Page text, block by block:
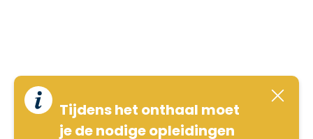
Tijdens het onthaal moet
je de nodige opleidingen